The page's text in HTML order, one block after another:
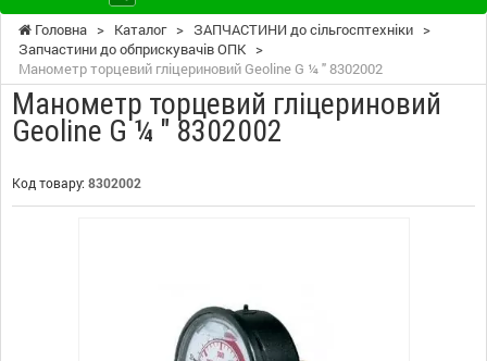
Головна > Каталог > ЗАПЧАСТИНИ до сільгосптехніки >
Запчастини до обприскувачів ОПК >
Манометр торцевий гліцериновий Geoline G ¼ " 8302002
Манометр торцевий гліцериновий
Geoline G ¼ " 8302002
Код товару: 8302002